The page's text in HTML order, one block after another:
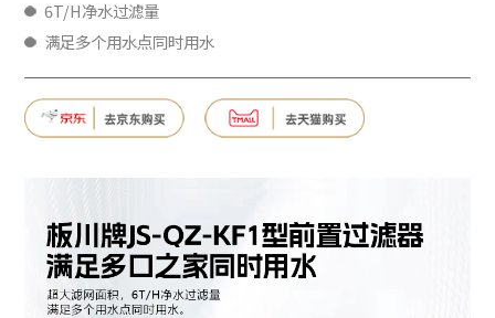
超大滤网面积
满足多个用水点同时用水